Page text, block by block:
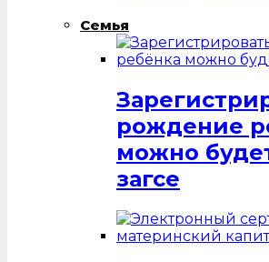
Семья
рождение
можно
загсе